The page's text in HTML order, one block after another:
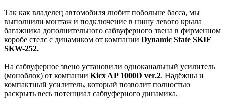
Так как владелец автомобиля любит побольше басса, мы
выполнили монтаж и подключение в нишу левого крыла
багажника дополнительного сабвуферного звена в фирменном
коробе стелс с динамиком от компании Dynamic State SKIF
SKW-252.
На сабвуферное звено установили одноканальный усилитель
(моноблок) от компании Kicx AP 1000D ver.2. Надёжны и
компактный усилитель, который позволит полностью
раскрыть весь потенциал сабвуферного динамика.